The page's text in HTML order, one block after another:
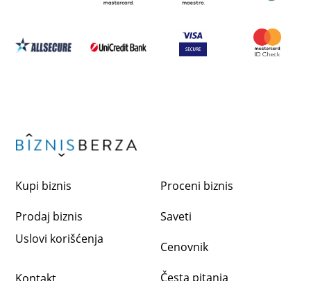
Kupi biznis
Prodaj biznis
Proceni biznis
Saveti
Uslovi korišćenja
Cenovnik
Česta pitanja